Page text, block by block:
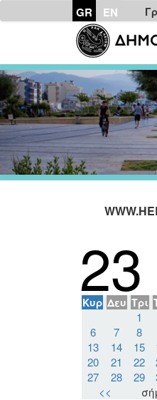
GR EN
23
Κυρ Δευ Τρι
1
6
7 8
13
14 15
20
21 22
27
28 29
<<